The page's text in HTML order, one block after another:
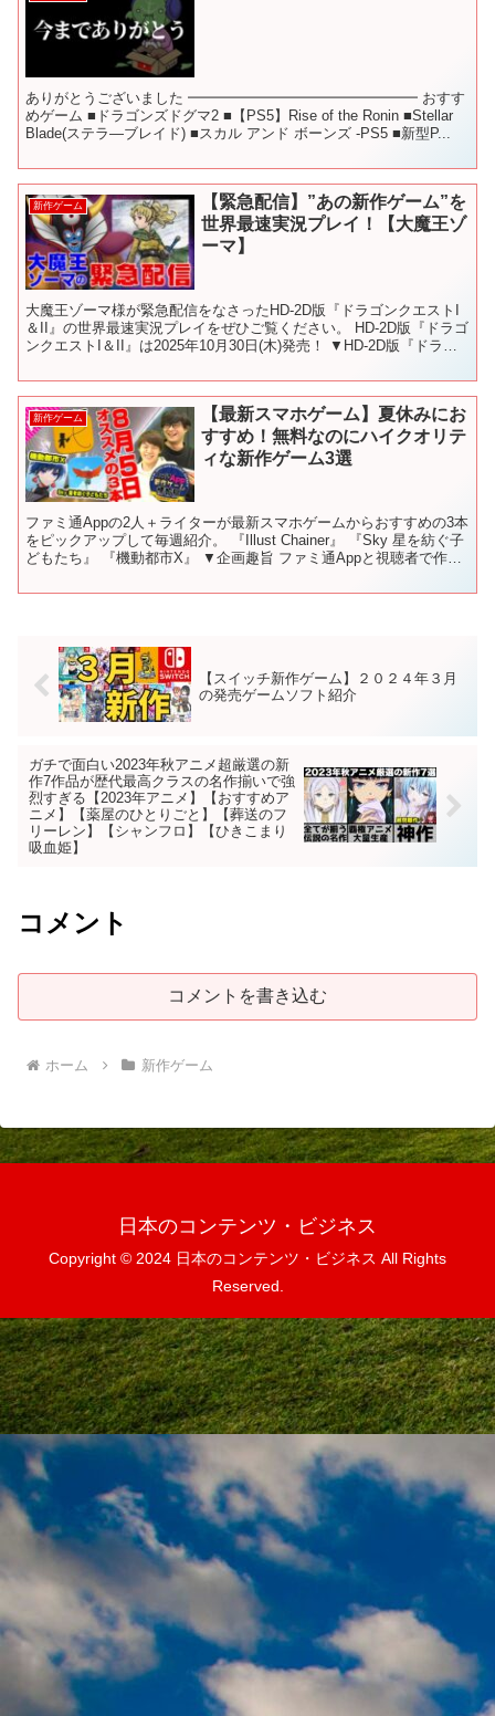
ありがとうございました ━━━━━━━━━━━━━━━━ おすす
めゲーム ■ドラゴンズドグマ2 ■【PS5】Rise of the Ronin ■Stellar
Blade(ステラ―ブレイド) ■スカル アンド ボーンズ -PS5 ■新型P...
新作ゲーム
【緊急配信】”あの新作ゲーム”を
世界最速実況プレイ！【大魔王ゾ
ーマ】
大魔王ゾーマ様が緊急配信をなさったHD-2D版『ドラゴンクエストI
＆II』の世界最速実況プレイをぜひご覧ください。 HD-2D版『ドラゴ
ンクエストI＆II』は2025年10月30日(木)発売！ ▼HD-2D版『ドラゴ
新作ゲーム
【最新スマホゲーム】夏休みにお
すすめ！無料なのにハイクオリテ
ィな新作ゲーム3選
ファミ通Appの2人＋ライターが最新スマホゲームからおすすめの3本
をピックアップして毎週紹介。 『Illust Chainer』 『Sky 星を紡ぐ子
どもたち』 『機動都市X』 ▼企画趣旨 ファミ通Appと視聴者で作り
【スイッチ新作ゲーム】２０２４年３月
の発売ゲームソフト紹介
ガチで面白い2023年秋アニメ超厳選の新
作7作品が歴代最高クラスの名作揃いで強
烈すぎる【2023年アニメ】【おすすめア
ニメ】【薬屋のひとりごと】【葬送のフ
リーレン】【シャンフロ】【ひきこまり
吸血姫】
コメント
コメントを書き込む
ホーム 新作ゲーム
日本のコンテンツ・ビジネス
Copyright © 2024 日本のコンテンツ・ビジネス All Rights
Reserved.